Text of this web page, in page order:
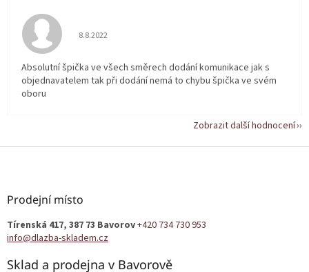
Hodnocení obchodu je 5 z 5 hvězdiček.
8.8.2022
Absolutní špička ve všech směrech dodání komunikace jak s
objednavatelem tak při dodání nemá to chybu špička ve svém
oboru
Zobrazit další hodnocení
Z
Prodejní místo
Tírenská 417, 387 73 Bavorov+420 734 730 953
info@dlazba-skladem.cz
Sklad a prodejna v Bavorově